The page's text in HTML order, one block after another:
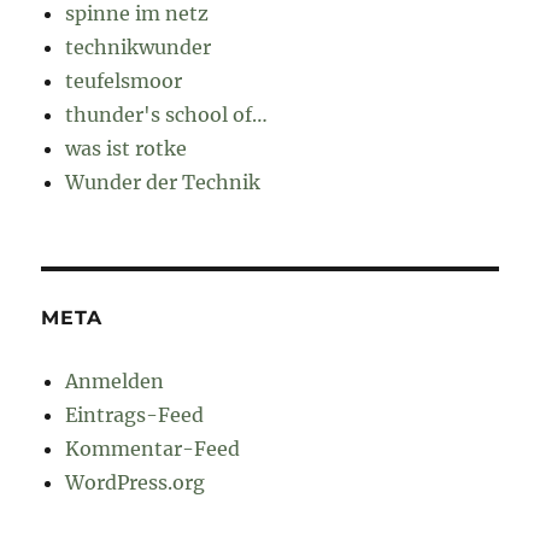
spinne im netz
technikwunder
teufelsmoor
thunder's school of…
was ist rotke
Wunder der Technik
META
Anmelden
Eintrags-Feed
Kommentar-Feed
WordPress.org